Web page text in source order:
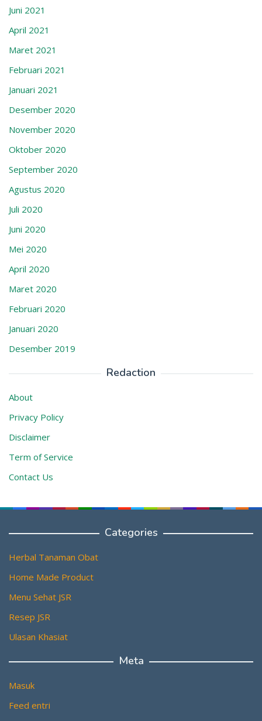
Juni 2021
April 2021
Maret 2021
Februari 2021
Januari 2021
Desember 2020
November 2020
Oktober 2020
September 2020
Agustus 2020
Juli 2020
Juni 2020
Mei 2020
April 2020
Maret 2020
Februari 2020
Januari 2020
Desember 2019
Redaction
About
Privacy Policy
Disclaimer
Term of Service
Contact Us
Categories
Herbal Tanaman Obat
Home Made Product
Menu Sehat JSR
Resep JSR
Ulasan Khasiat
Meta
Masuk
Feed entri